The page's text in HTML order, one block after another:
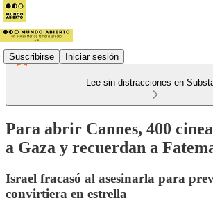
Suscribirse Iniciar sesión
Lee sin distracciones en
Para abrir Cannes, 400
a Gaza y recuerdan a
Israel fracasó al asesinarla para
convirtiera en estrella